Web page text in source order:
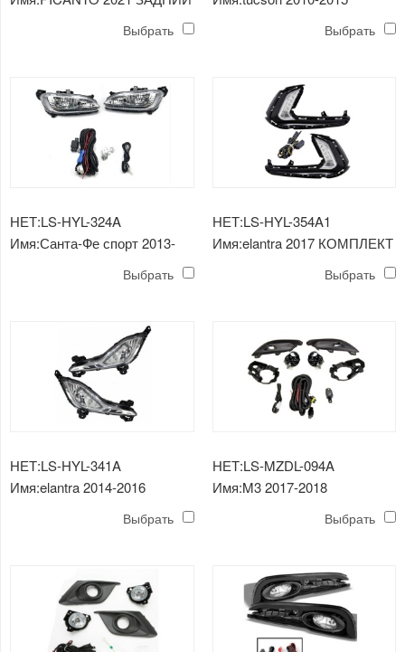
Выбрать
ПРОТИВОТУМАННЫХ ФАР
Выбрать
НЕТ:LS-HYL-324A
Имя:Санта-Фе спорт 2013-
2016 ПРОТИВОТУМАННАЯ
Выбрать
НЕТ:LS-HYL-354A1
Имя:elantra 2017 КОМПЛЕКТ
ПРОТИВОТУМАННЫХ ФАР
Выбрать
НЕТ:LS-HYL-341A
Имя:elantra 2014-2016
ПРОТИВОТУМАННЫХ ФАР
Выбрать
НЕТ:LS-MZDL-094A
Имя:M3 2017-2018
ПРОТИВОТУМАННЫХ ФАР
Выбрать